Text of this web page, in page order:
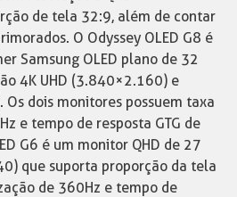
de tela 32:9, além de contar
O Odyssey OLED G8 é
Samsung OLED plano de 32
4K UHD (3.840×2.160) e
dois monitores possuem taxa
e tempo de resposta GTG de
G6 é um monitor QHD de 27
que suporta proporção da tela
de 360Hz e tempo de